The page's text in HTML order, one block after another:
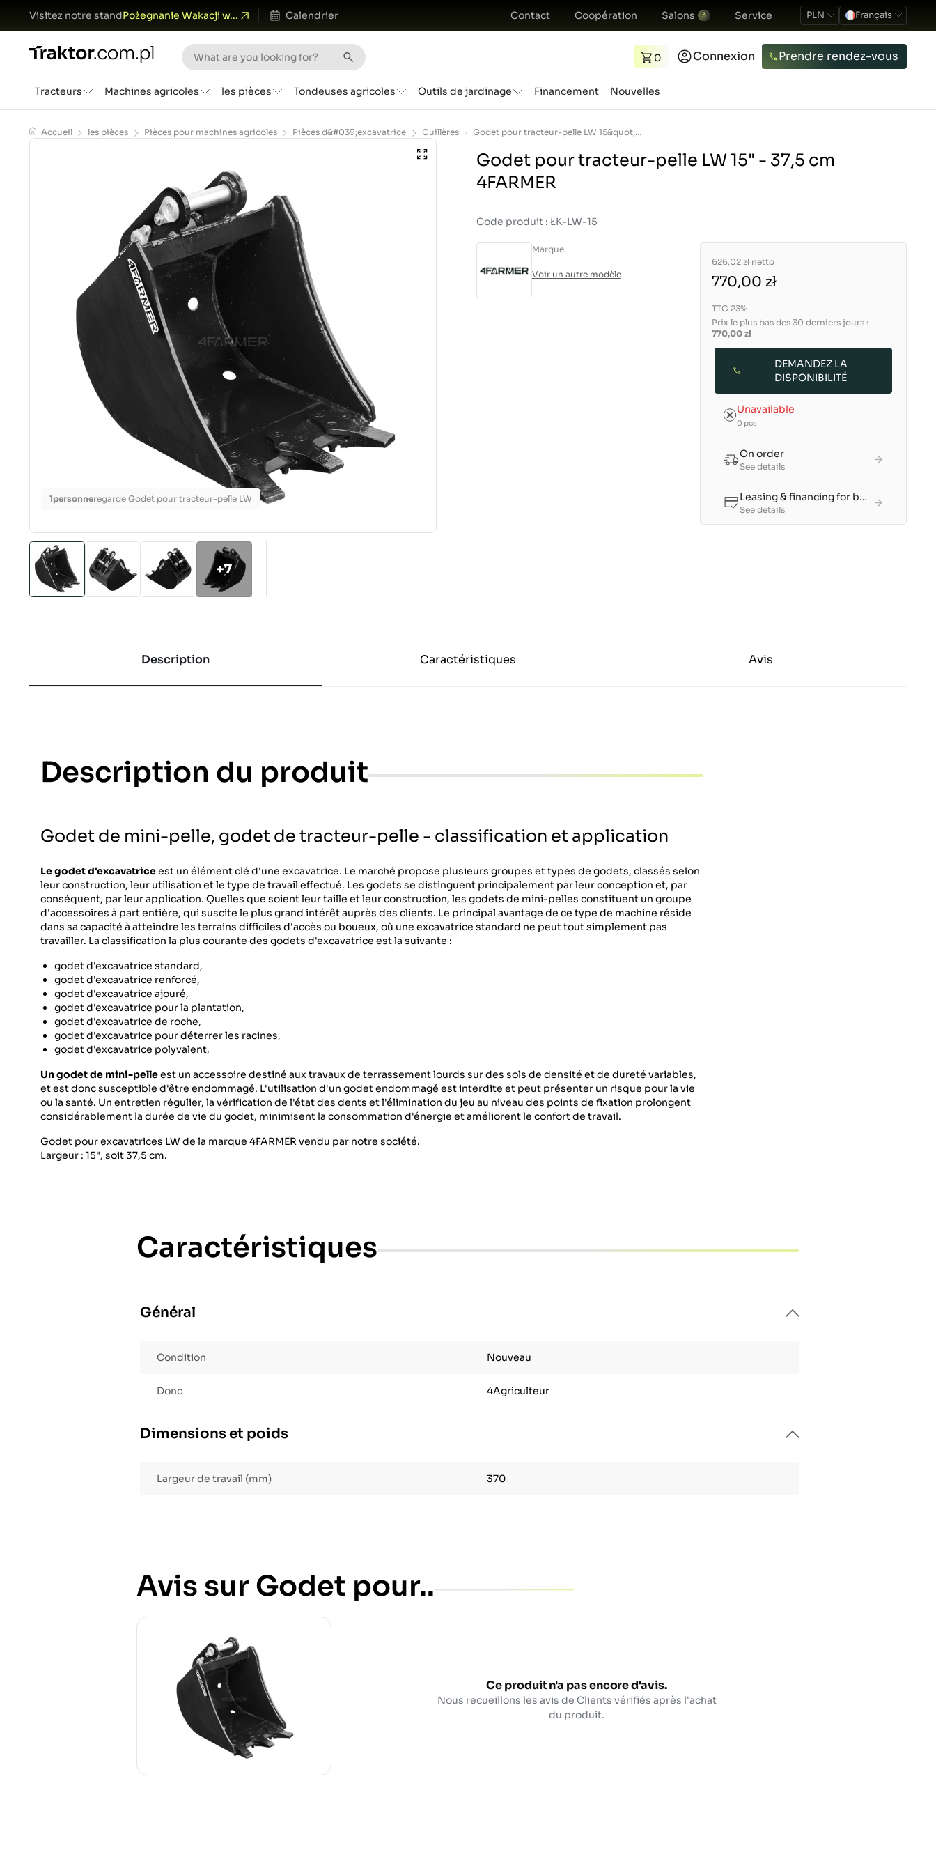
Visitez notre standPożegnanie Wakacji w... Calendrier Contact Coopération Salons 3 Service PLN Français
0 Connexion Prendre rendez-vous
Tracteurs Machines agricoles les pièces Tondeuses agricoles Outils de jardinage Financement Nouvelles
Accueil les pièces Pièces pour machines agricoles Pièces d&#039;excavatrice Cuillères Godet pour tracteur-pelle LW 15&quot; - 37,5 cm 4FARMER
1personneregarde Godet pour tracteur-pelle LW
+7
Godet pour tracteur-pelle LW 15" - 37,5 cm
4FARMER
Code produit : ŁK-LW-15
Marque
Voir un autre modèle
626,02 zł netto
770,00 zł
TTC 23%
Prix le plus bas des 30 derniers jours :
770,00 zł
DEMANDEZ LA
DISPONIBILITÉ
Unavailable
0 pcs
On order
See details
Leasing & financing for businesses
See details
Description Caractéristiques Avis
Description du produit
Godet de mini-pelle, godet de tracteur-pelle - classification et application
Le godet d'excavatriceest un élément clé d'une excavatrice. Le marché propose plusieurs groupes et types de godets, classés selon
leur construction, leur utilisation et le type de travail effectué. Les godets se distinguent principalement par leur conception et, par
conséquent, par leur application. Quelles que soient leur taille et leur construction, les godets de mini-pelles constituent un groupe
d'accessoires à part entière, qui suscite le plus grand intérêt auprès des clients. Le principal avantage de ce type de machine réside
dans sa capacité à atteindre les terrains difficiles d'accès ou boueux, où une excavatrice standard ne peut tout simplement pas
travailler. La classification la plus courante des godets d'excavatrice est la suivante :
godet d'excavatrice standard,
godet d'excavatrice renforcé,
godet d'excavatrice ajouré,
godet d'excavatrice pour la plantation,
godet d'excavatrice de roche,
godet d'excavatrice pour déterrer les racines,
godet d'excavatrice polyvalent,
Un godet de mini-pelleest un accessoire destiné aux travaux de terrassement lourds sur des sols de densité et de dureté variables,
et est donc susceptible d'être endommagé. L'utilisation d'un godet endommagé est interdite et peut présenter un risque pour la vie
ou la santé. Un entretien régulier, la vérification de l'état des dents et l'élimination du jeu au niveau des points de fixation prolongent
considérablement la durée de vie du godet, minimisent la consommation d'énergie et améliorent le confort de travail.
Godet pour excavatrices LW de la marque 4FARMER vendu par notre société.
Largeur : 15", soit 37,5 cm.
Caractéristiques
Général
Condition Nouveau
Donc 4Agriculteur
Dimensions et poids
Largeur de travail (mm) 370
Avis sur Godet pour..
Ce produit n'a pas encore d'avis.
Nous recueillons les avis de Clients vérifiés après l'achat
du produit.